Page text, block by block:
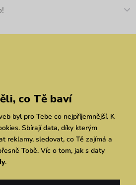
Chrudim
Simplia.cz
co Tě baví
byl pro Tebe co nejpříjemnější. K
Sbírají data, díky kterým
reklamy, sledovat, co Tě zajímá a
Tobě. Víc o tom, jak s daty
.